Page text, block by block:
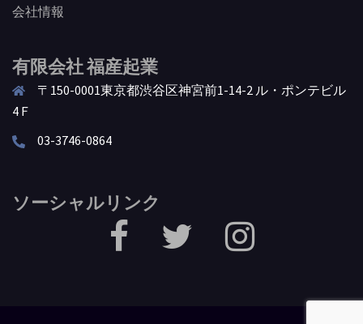
会社情報
有限会社 福産起業
〒150-0001東京都渋谷区神宮前1-14-2 ル・ポンテビル
4Ｆ
03-3746-0864
ソーシャルリンク
facebook Twitter Instagram